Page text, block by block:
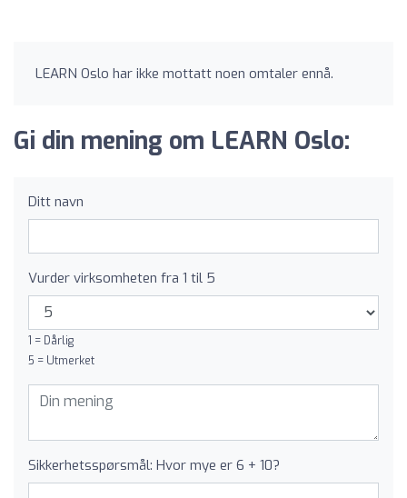
LEARN Oslo har ikke mottatt noen omtaler ennå.
Gi din mening om LEARN Oslo:
Ditt navn
Vurder virksomheten fra 1 til 5
1 = Dårlig
5 = Utmerket
Sikkerhetsspørsmål: Hvor mye er 6 + 10?